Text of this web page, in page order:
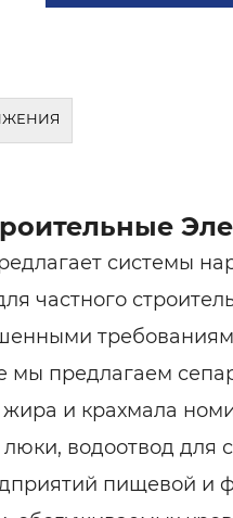
системы
частного
мы предлагаем
и крахмала
люки, водоотвод для
пищевой и